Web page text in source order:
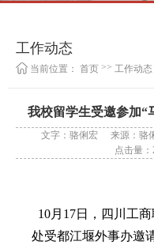
工作动态
当前位置： 首页 >> 工作动态
我校留学生受邀参加“
文字：骆俐宏 来源：骆
点击量：
10月17日，四川工
处受都江堰外事办邀